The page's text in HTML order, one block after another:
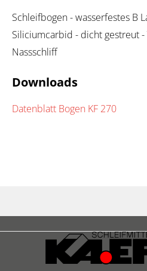
Schleifbogen - wasserfestes B
Siliciumcarbid - dicht gestreut
Nassschliff
Downloads
Datenblatt Bogen KF 270